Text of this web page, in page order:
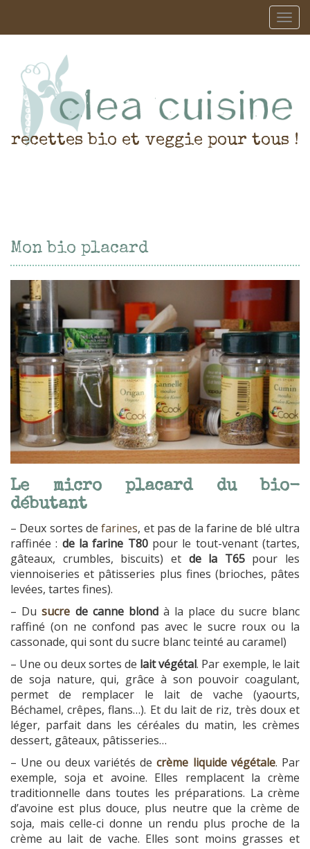
recettes bio et veggie pour tous !
Mon bio placard
Le micro placard du bio-
débutant
– Deux sortes defarines, et pas de la farine de blé ultra
raffinée : de la farine T80pour le tout-venant (tartes,
gâteaux, crumbles, biscuits) et de la T65pour les
viennoiseries et pâtisseries plus fines (brioches, pâtes
levées, tartes fines).
– Dusucre de canne blondà la place du sucre blanc
raffiné (on ne confond pas avec le sucre roux ou la
cassonade, qui sont du sucre blanc teinté au caramel)
– Une ou deux sortes de lait végétal. Par exemple, le lait
de soja nature, qui, grâce à son pouvoir coagulant,
permet de remplacer le lait de vache (yaourts,
Béchamel, crêpes, flans…). Et du lait de riz, très doux et
léger, parfait dans les céréales du matin, les crèmes
dessert, gâteaux, pâtisseries…
– Une ou deux variétés decrème liquide végétale. Par
exemple, soja et avoine. Elles remplacent la crème
traditionnelle dans toutes les préparations. La crème
d’avoine est plus douce, plus neutre que la crème de
soja, mais celle-ci donne un rendu plus proche de la
crème au lait de vache. Elles sont moins grasses et